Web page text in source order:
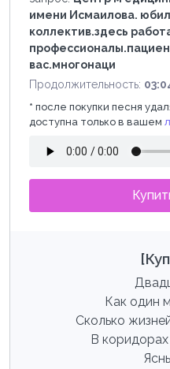
имени Исмаилова.
коллектив.здесь
вас.многонаци
Продолжительность:
* после покупки песня
доступна только в вашем
Как один
Сколько
В